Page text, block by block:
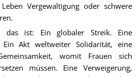
Vergewaltigung oder schwere
das ist: Ein globaler Streik. Eine
Ein Akt weltweiter Solidarität, eine
womit Frauen sich
müssen. Eine Verweigerung,